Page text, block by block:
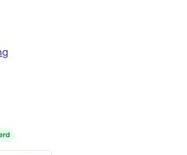
per chalet (je kunt tot